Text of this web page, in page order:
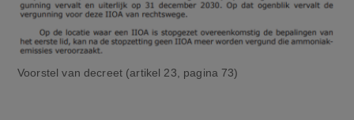
Voorstel van decreet (artikel 23, pagina 73)